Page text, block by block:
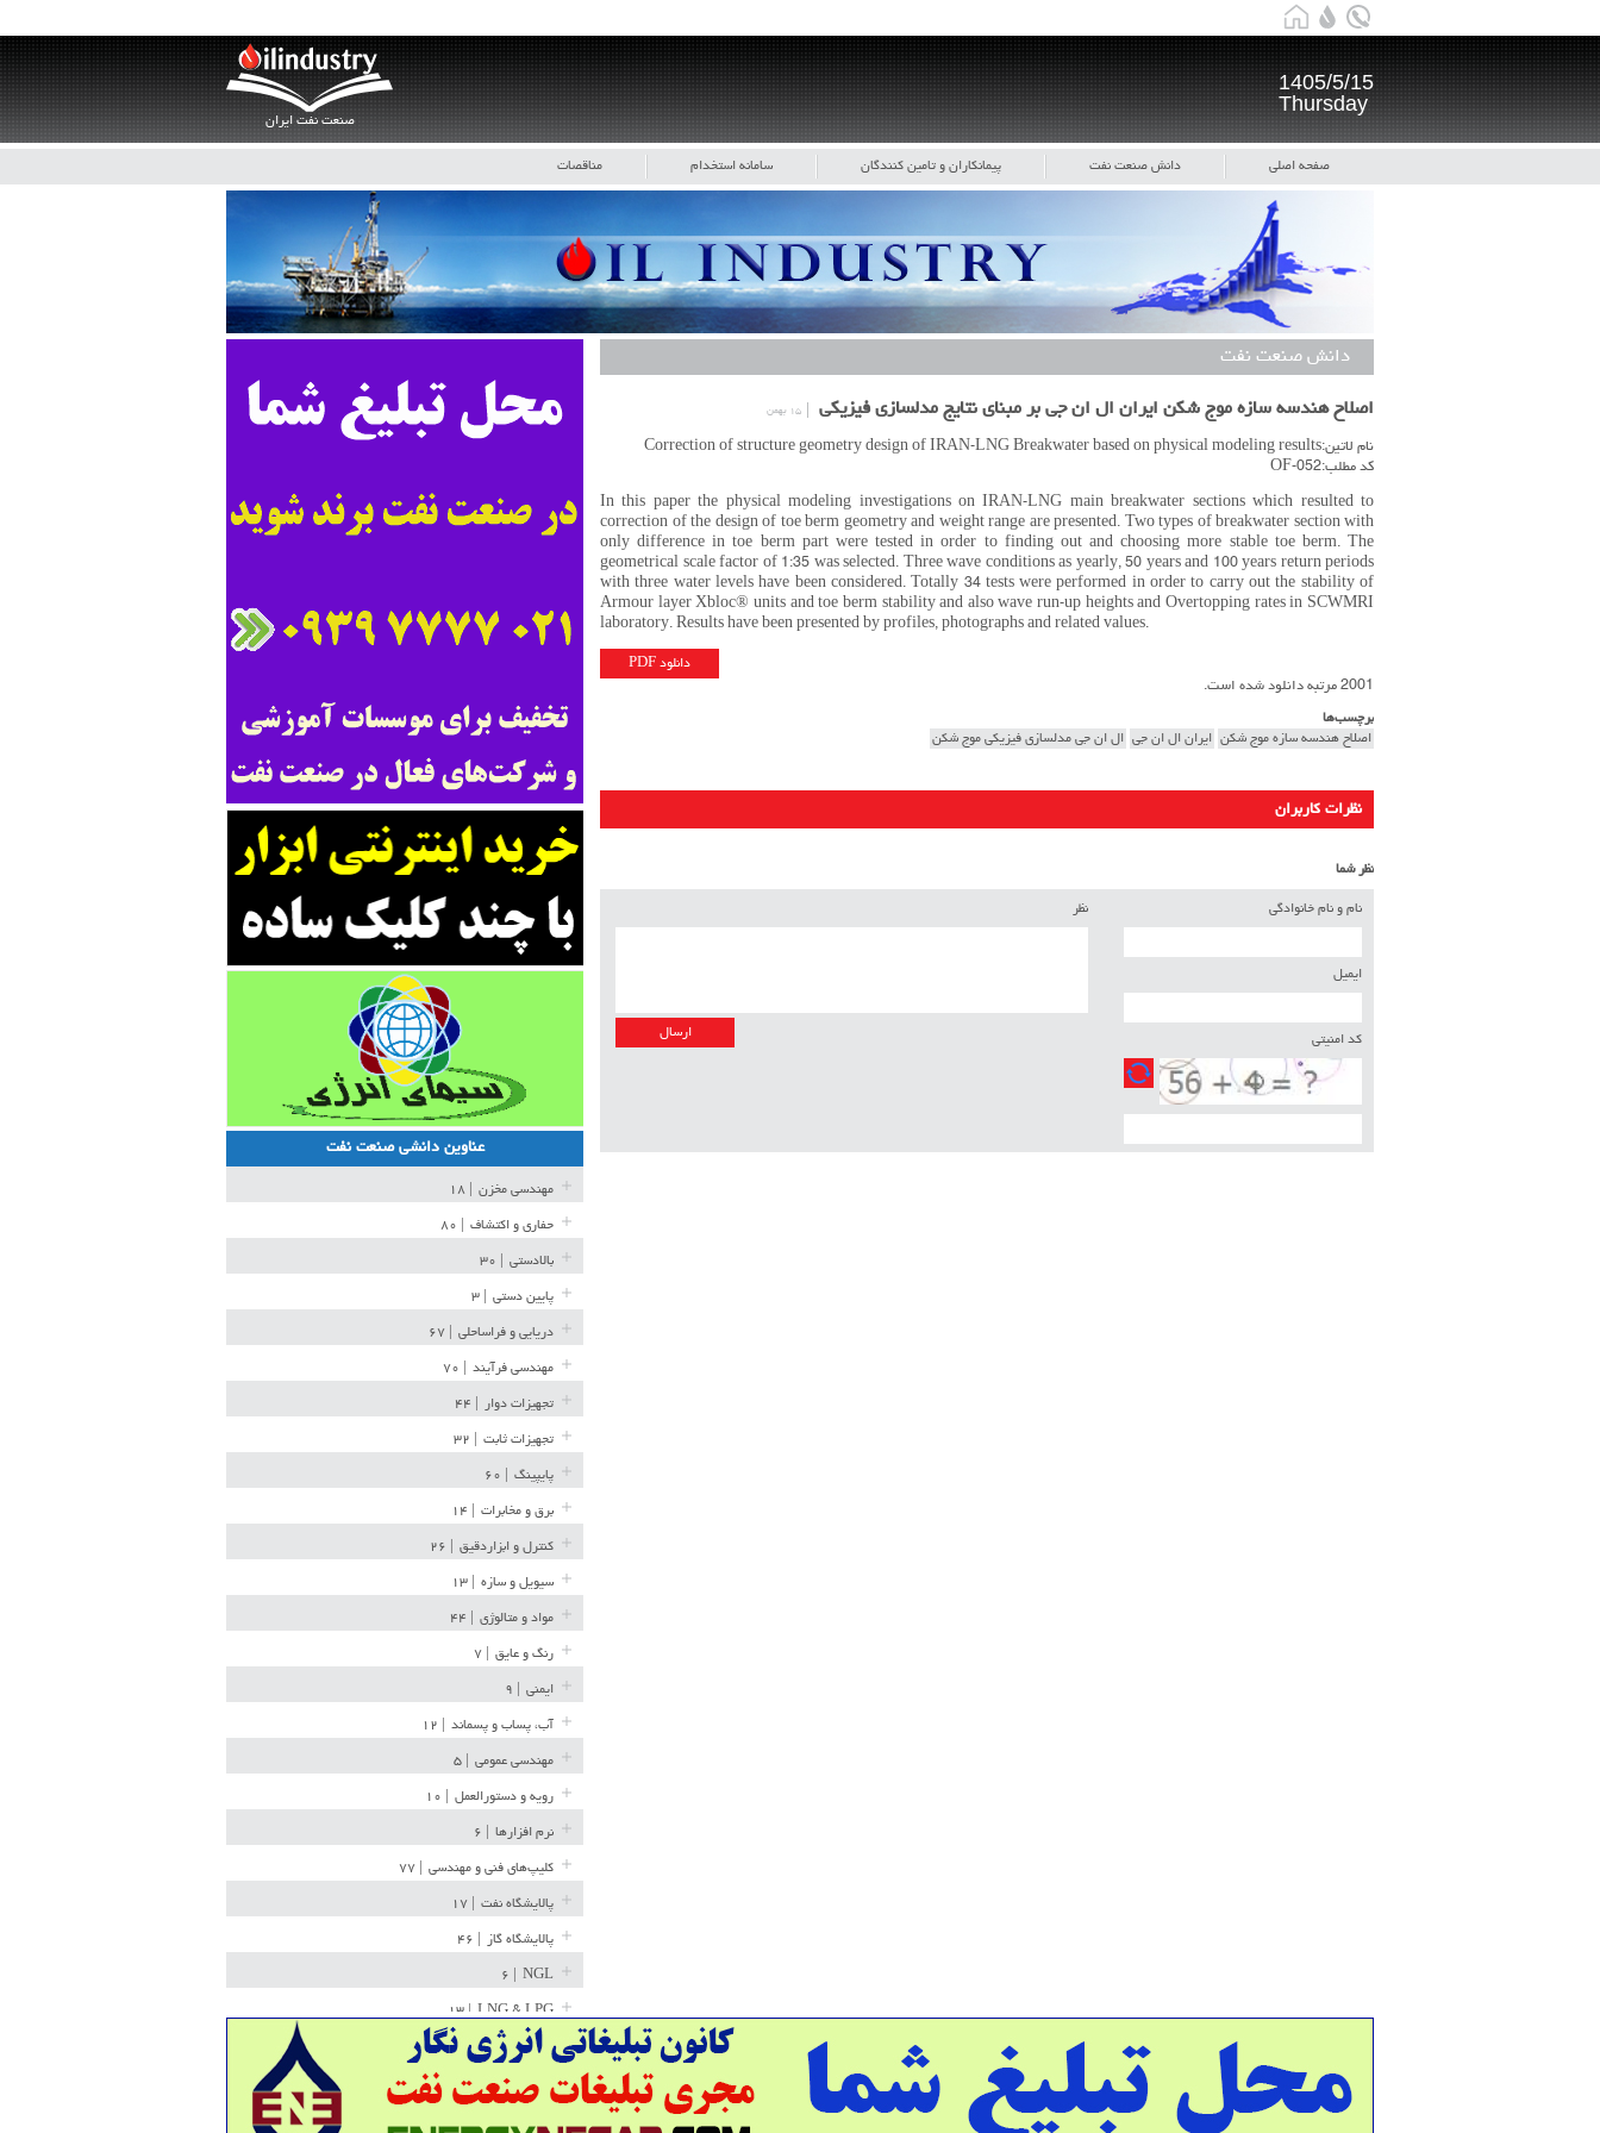
صنعت نفت ایران
1405/5/15
Thursday
صفحه اصلی دانش صنعت نفت پیمانکاران و تامین کنندگان سامانه استخدام مناقصات
دانش صنعت نفت
اصلاح هندسه سازه موج شکن ایران ال ان جی بر مبنای نتایج مدلسازی فیزیکی ۱۵ بهمن
نام لاتین:Correction of structure geometry design of IRAN-LNG Breakwater based on physical modeling results
کد مطلب:OF-052
In this paper the physical modeling investigations on IRAN-LNG main breakwater sections which resulted to
correction of the design of toe berm geometry and weight range are presented. Two types of breakwater section with
only difference in toe berm part were tested in order to finding out and choosing more stable toe berm. The
geometrical scale factor of 1:35 was selected. Three wave conditions as yearly, 50 years and 100 years return periods
with three water levels have been considered. Totally 34 tests were performed in order to carry out the stability of
Armour layer Xbloc® units and toe berm stability and also wave run-up heights and Overtopping rates in SCWMRI
laboratory. Results have been presented by profiles, photographs and related values.
دانلود PDF
2001 مرتبه دانلود شده است.
برچسب‌ها
اصلاح هندسه سازه موج شکن ایران ال ان جی ال ان جی مدلسازی فیزیکی موج شکن
نظرات کاربران
نظر شما
نام و نام خانوادگی
ایمیل
کد امنیتی
نظر
عناوین دانشی صنعت نفت
مهندسی مخزن
حفاری و اکتشاف
بالادستی
پایین دستی
دریایی و فراساحلی
مهندسی فرآیند
تجهیزات دوار
تجهیزات ثابت
پایپینگ
برق و مخابرات
کنترل و ابزاردقیق
سیویل و سازه
مواد و متالوژی
رنگ و عایق
ایمنی
آب، پساب و پسماند
مهندسی عمومی
رویه و دستورالعمل
نرم افزارها
کلیپ‌های فنی و مهندسی
پالایشگاه نفت
پالایشگاه گاز
NGL
LNG & LPG | ۱۳
خط لوله | ۳۶
مخازن ذخیره